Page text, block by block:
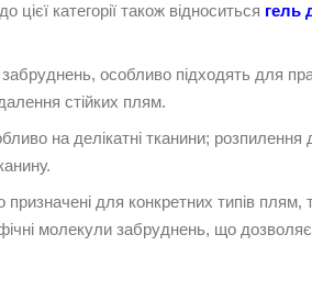
категорії також відноситься гель
особливо підходять для
стійких плям.
на делікатні тканини; розпилення
для конкретних типів плям,
молекули забруднень, що